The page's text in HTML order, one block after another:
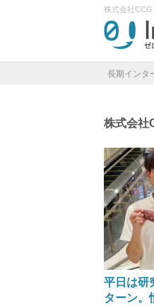
株式会社
長期インタ
株式会社
平日は研
ターン。